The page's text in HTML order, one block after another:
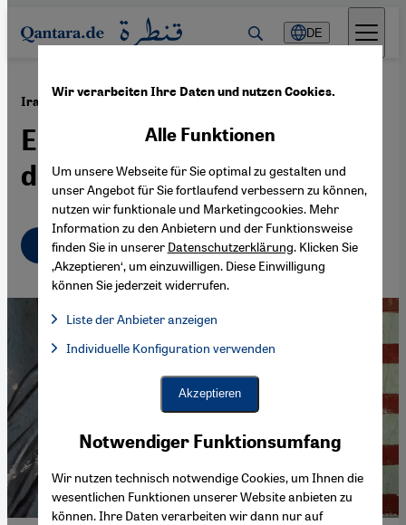
Direkt zum Inhalt springen
DE
Iranisch-amerikanisches Verhältnis ·18.11.2019
Eine unendliche Geschichte
der Feindschaft?
Deutsch English
Wir verarbeiten Ihre Daten und nutzen Cookies.
Notwendiger Funktionsumfang
Wir nutzen technisch notwendige Cookies, um Ihnen die
wesentlichen Funktionen unserer Website anbieten zu
können. Ihre Daten verarbeiten wir dann nur auf
Alle Funktionen
Um unsere Webseite für Sie optimal zu gestalten und
unser Angebot für Sie fortlaufend verbessern zu können,
nutzen wir funktionale und Marketingcookies. Mehr
Information zu den Anbietern und der Funktionsweise
finden Sie in unserer Datenschutzerklärung. Klicken Sie
‚Akzeptieren‘, um einzuwilligen. Diese Einwilligung
können Sie jederzeit widerrufen.
Liste der Anbieter anzeigen
Facebook Embed / Facebook Connect, Google Maps Embed,
Facebook Embed / Facebook Connect
Google Maps Embed
Individuelle Konfiguration verwenden
Akzeptieren